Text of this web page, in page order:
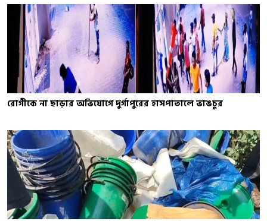
রোগীকে না ছাড়ার অভিযোগে দুর্গাপুরের হাসপাতালে ভাঙচুর